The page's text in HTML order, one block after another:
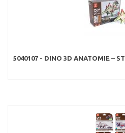
5040107 - DINO 3D ANATOMIE –